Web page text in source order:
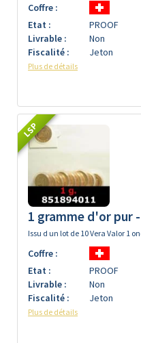
Coffre :
Etat :
PROOF
Livrable :
Non
Fiscalité :
Jeton
Plus de détails
LSP
1 gramme d'or pur
Issu d un lot de 10 Vera Valor 1
Coffre :
Etat :
PROOF
Livrable :
Non
Fiscalité :
Jeton
Plus de détails